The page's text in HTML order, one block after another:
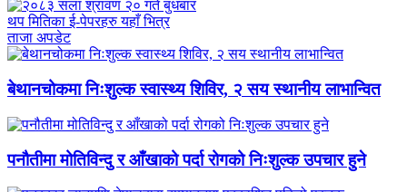
थप मितिका ई-पेपरहरु यहाँ भित्र
ताजा अपडेट
बेथानचोकमा निःशुल्क स्वास्थ्य शिविर, २ सय स्थानीय लाभान्वित
पनौतीमा मोतिविन्दु र आँखाको पर्दा रोगको निःशुल्क उपचार हुने